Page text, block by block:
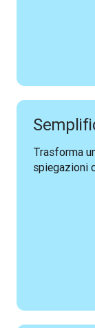
Trasforma
spiegazioni